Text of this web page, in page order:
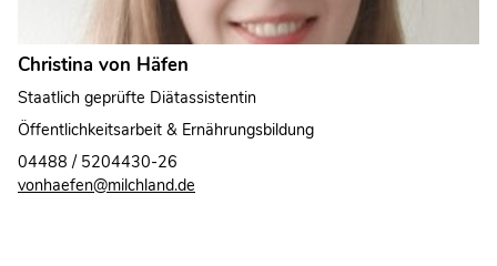
Christina von Häfen
Staatlich geprüfte Diätassistentin
Öffentlichkeitsarbeit & Ernährungsbildung
04488 / 5204430-26
vonhaefen@milchland.de